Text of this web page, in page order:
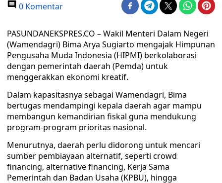
0 Komentar
PASUNDANEKSPRES.CO – Wakil Menteri Dalam Negeri
(Wamendagri) Bima Arya Sugiarto mengajak Himpunan
Pengusaha Muda Indonesia (HIPMI) berkolaborasi
dengan pemerintah daerah (Pemda) untuk
menggerakkan ekonomi kreatif.
Dalam kapasitasnya sebagai Wamendagri, Bima
bertugas mendampingi kepala daerah agar mampu
membangun kemandirian fiskal guna mendukung
program-program prioritas nasional.
Menurutnya, daerah perlu didorong untuk mencari
sumber pembiayaan alternatif, seperti crowd
financing, alternative financing, Kerja Sama
Pemerintah dan Badan Usaha (KPBU), hingga